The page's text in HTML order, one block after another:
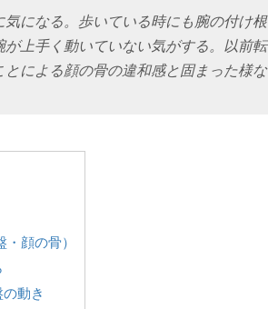
になる。歩いている時にも腕の付け根
上手く動いていない気がする。以前転
による顔の骨の違和感と固まった様な
顔の骨）
動き